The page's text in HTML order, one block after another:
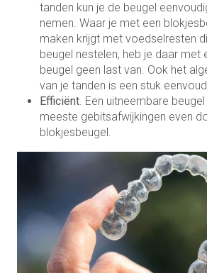
tanden kun je de beugel
nemen. Waar je met een
maken krijgt met voedselresten
beugel nestelen, heb je daar met
beugel geen last van. Ook het
van je tanden is een stuk
Efficiënt. Een uitneembare
meeste gebitsafwijkingen even
blokjesbeugel.